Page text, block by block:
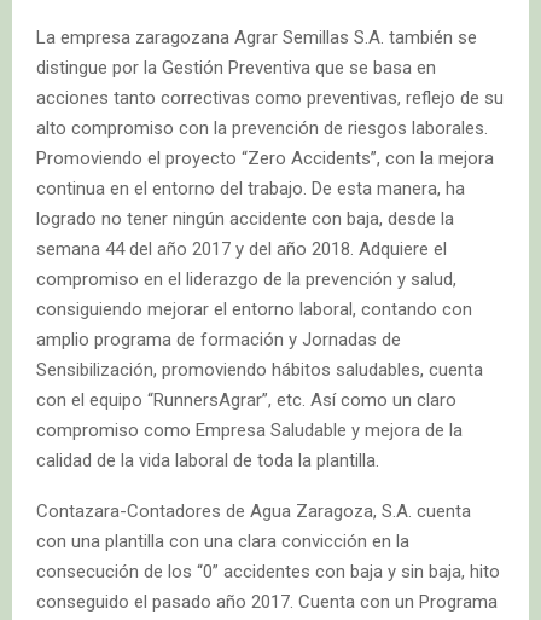
La empresa zaragozana Agrar Semillas S.A. también se
distingue por la Gestión Preventiva que se basa en
acciones tanto correctivas como preventivas, reflejo de su
alto compromiso con la prevención de riesgos laborales.
Promoviendo el proyecto “Zero Accidents”, con la mejora
continua en el entorno del trabajo. De esta manera, ha
logrado no tener ningún accidente con baja, desde la
semana 44 del año 2017 y del año 2018. Adquiere el
compromiso en el liderazgo de la prevención y salud,
consiguiendo mejorar el entorno laboral, contando con
amplio programa de formación y Jornadas de
Sensibilización, promoviendo hábitos saludables, cuenta
con el equipo “RunnersAgrar”, etc. Así como un claro
compromiso como Empresa Saludable y mejora de la
calidad de la vida laboral de toda la plantilla.
Contazara-Contadores de Agua Zaragoza, S.A. cuenta
con una plantilla con una clara convicción en la
consecución de los “0” accidentes con baja y sin baja, hito
conseguido el pasado año 2017. Cuenta con un Programa